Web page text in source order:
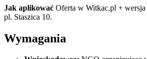
Jak aplikować Oferta w Witkac.pl + wersja
pl. Staszica 10.
Wymagania